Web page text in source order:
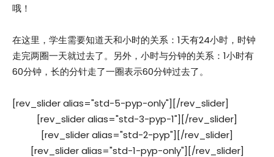
哦！
在这里，学生需要知道天和小时的关系：1天有24小时，时钟
走完两圈一天就过去了。另外，小时与分钟的关系：1小时有
60分钟，长的分针走了一圈表示60分钟过去了。
[rev_slider alias="std-5-pyp-only"][/rev_slider]
[rev_slider alias="std-3-pyp-1"][/rev_slider]
[rev_slider alias="std-2-pyp"][/rev_slider]
[rev_slider alias="std-1-pyp-only"][/rev_slider]